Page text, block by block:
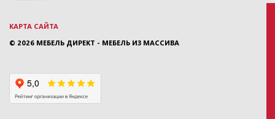
КАРТА САЙТА
© 2026 МЕБЕЛЬ ДИРЕКТ - МЕБЕЛЬ ИЗ МАССИВА